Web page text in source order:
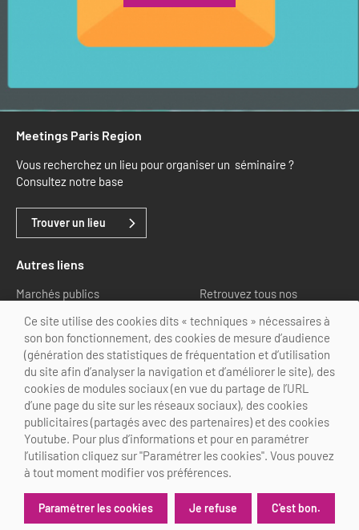
Meetings Paris Region
Vous recherchez un lieu pour organiser un séminaire ?
Consultez notre base
Trouver un lieu
Autres liens
Marchés publics
Retrouvez tous nos
Nous suivre
@Choose Paris Region
Mentions légales
Crédits Personnalisation des cookies
Ce site utilise des cookies dits « techniques » nécessaires à
son bon fonctionnement, des cookies de mesure d’audience
(génération des statistiques de fréquentation et d’utilisation
du site afin d’analyser la navigation et d’améliorer le site), des
cookies de modules sociaux (en vue du partage de l’URL
d’une page du site sur les réseaux sociaux), des cookies
publicitaires (partagés avec des partenaires) et des cookies
Youtube. Pour plus d’informations et pour en paramétrer
l’utilisation cliquez sur "Paramétrer les cookies". Vous pouvez
à tout moment modifier vos préférences.
Paramétrer les cookies Je refuse C'est bon.